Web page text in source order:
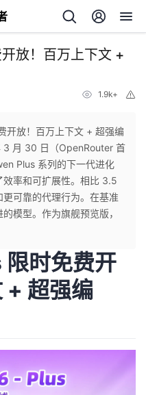
放！百万上下文 +
1.9k+
开放！百万上下文 + 超强编
3 月 30 日（OpenRouter 首
Plus 系列的下一代进化
率和可扩展性。相比 3.5
可靠的代理行为。在基准
模型。作为旗舰预览版，
时免费开
+ 超强编